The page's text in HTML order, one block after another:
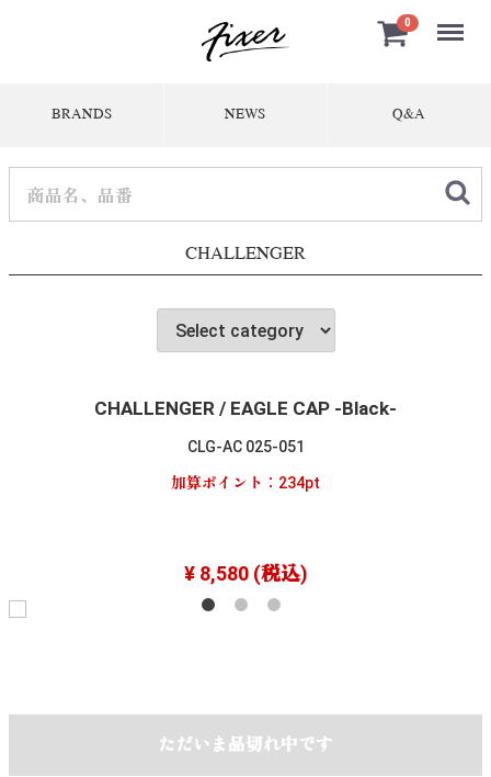
0 Menu
BRANDS NEWS Q&A
CHALLENGER
CHALLENGER / EAGLE CAP -Black-
CLG-AC 025-051
加算ポイント： 234pt
¥ 8,580(税込)
ただいま品切れ中です